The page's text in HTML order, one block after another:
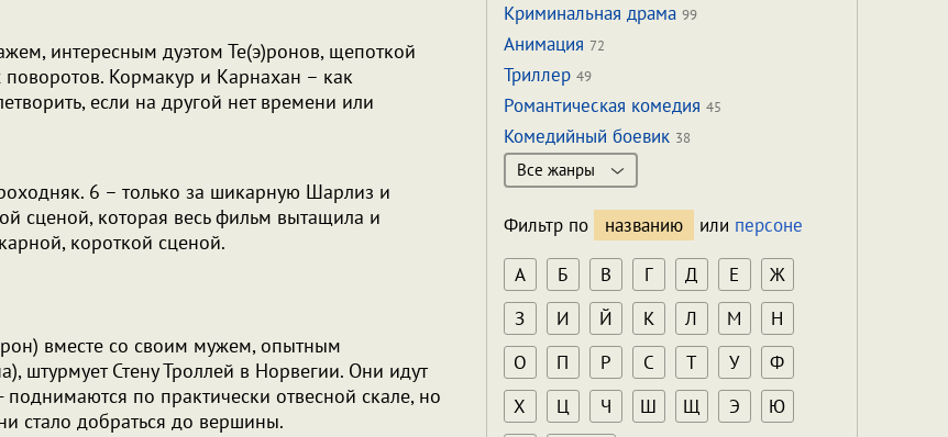
интересным дуэтом Те(э)ронов, щепоткой
Кормакур и Карнахан – как
если на другой нет времени или
6 – только за шикарную Шарлиз и
сценой, которая весь фильм вытащила и
короткой сценой.
вместе со своим мужем, опытным
штурмует Стену Троллей в Норвегии. Они идут
по практически отвесной скале, но
стало добраться до вершины.
Криминальная драма 99
Анимация 72
Триллер 49
Романтическая комедия 45
Комедийный боевик 38
Все жанры
Фильтр по названию или персоне
А Б В Г Д Е
Ж
З
И Й К Л М
Н
О
П Р С Т У
Ф
Х
Ц Ч Ш Щ Э
Ю